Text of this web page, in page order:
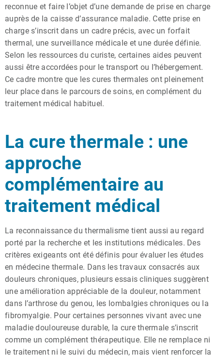
reconnue et faire l’objet d’une demande de prise en charge
auprès de la caisse d’assurance maladie. Cette prise en
charge s’inscrit dans un cadre précis, avec un forfait
thermal, une surveillance médicale et une durée définie.
Selon les ressources du curiste, certaines aides peuvent
aussi être accordées pour le transport ou l’hébergement.
Ce cadre montre que les cures thermales ont pleinement
leur place dans le parcours de soins, en complément du
traitement médical habituel.
La cure thermale : une
approche
complémentaire au
traitement médical
La reconnaissance du thermalisme tient aussi au regard
porté par la recherche et les institutions médicales. Des
critères exigeants ont été définis pour évaluer les études
en médecine thermale. Dans les travaux consacrés aux
douleurs chroniques, plusieurs essais cliniques suggèrent
une amélioration appréciable de la douleur, notamment
dans l’arthrose du genou, les lombalgies chroniques ou la
fibromyalgie. Pour certaines personnes vivant avec une
maladie douloureuse durable, la cure thermale s’inscrit
comme un complément thérapeutique. Elle ne remplace ni
le traitement ni le suivi du médecin, mais vient renforcer la